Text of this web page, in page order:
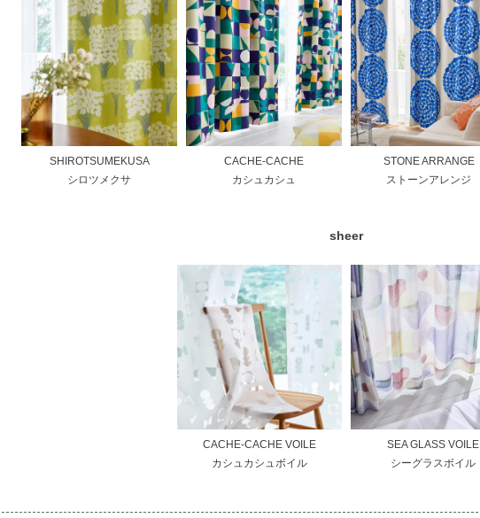
SHIROTSUMEKUSA
シロツメクサ
CACHE-CACHE
カシュカシュ
STONE ARRANGE
ストーンアレンジ
sheer
CACHE-CACHE VOILE
カシュカシュボイル
SEA GLASS VOILE
シーグラスボイル